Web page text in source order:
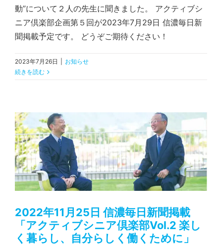
動”について２人の先生に聞きました。 アクティブシ
ニア倶楽部企画第５回が2023年7月29日 信濃毎日新
聞掲載予定です。 どうぞご期待ください！
2023年7月26日
お知らせ
続きを読む
2022年11月25日 信濃毎日新聞掲載
「アクティブシニア倶楽部Vol.2 楽し
く暮らし、自分らしく働くために」